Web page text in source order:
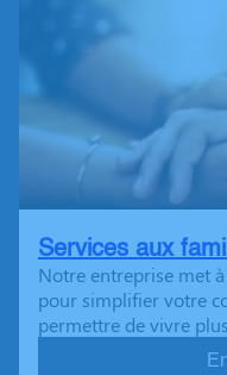
Services aux
Notre entreprise met
pour simplifier votre
permettre de vivre